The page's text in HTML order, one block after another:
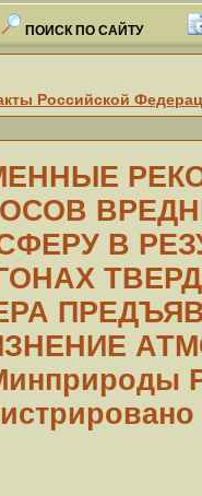
ПОИСК ПО САЙТУ
Российской
В